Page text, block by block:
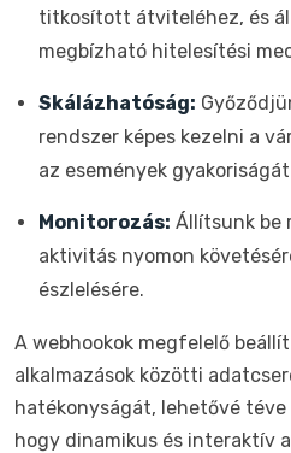
titkosított átviteléhez, és
megbízható hitelesítési
Skálázhatóság:
rendszer képes kezelni a
az események
Monitorozás: Állítsunk be
aktivitás nyomon
észlelésére.
A webhookok megfelelő
alkalmazások közötti
hatékonyságát, lehetővé
hogy dinamikus és interaktív